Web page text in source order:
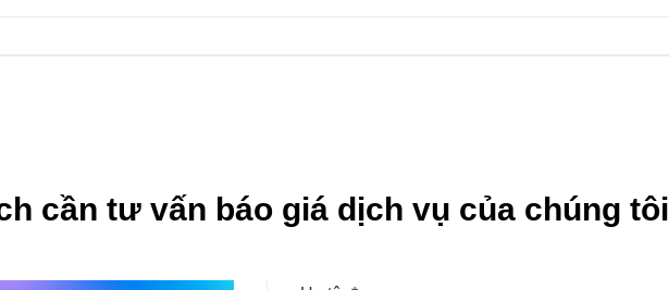
cần tư vấn báo giá dịch vụ của chúng tôi